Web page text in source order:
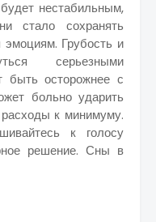
нестабильным,
сохранять
эмоциям. Грубость и
серьезными
быть осторожнее с
больно ударить
к минимуму.
к голосу
решение. Сны в